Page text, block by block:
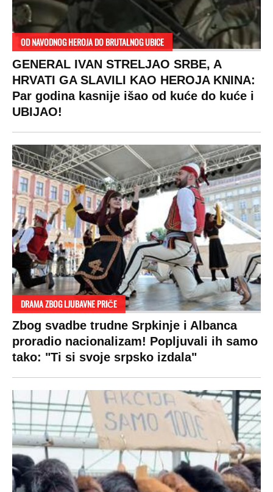
OD NAVODNOG HEROJA DO BRUTALNOG UBICE
GENERAL IVAN STRELJAO SRBE, A
HRVATI GA SLAVILI KAO HEROJA KNINA:
Par godina kasnije išao od kuće do kuće i
UBIJAO!
DRAMA ZBOG LJUBAVNE PRIČE
Zbog svadbe trudne Srpkinje i Albanca
proradio nacionalizam! Popljuvali ih samo
tako: "Ti si svoje srpsko izdala"